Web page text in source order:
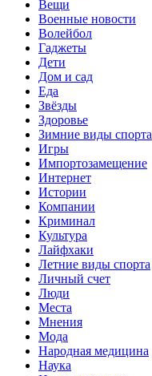
Вещи
Военные новости
Волейбол
Гаджеты
Дети
Дом и сад
Еда
Звёзды
Здоровье
Зимние виды спорта
Игры
Импортозамещение
Интернет
Истории
Компании
Криминал
Культура
Лайфхаки
Летние виды спорта
Личный счет
Люди
Места
Мнения
Мода
Народная медицина
Наука